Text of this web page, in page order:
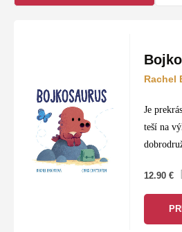
po prah dospelosti, pričom v nich
Bohato
najmenších, napínavé
encyklopédie a pohlcujúce
tínedžerov.
Hlavný prínos:
Starostlivo
bavia deti, no zároveň si
rodičov a pedagógov.
Rachel
Je
teší na
strachu.
Čo ak si
Čo ak
12.90€